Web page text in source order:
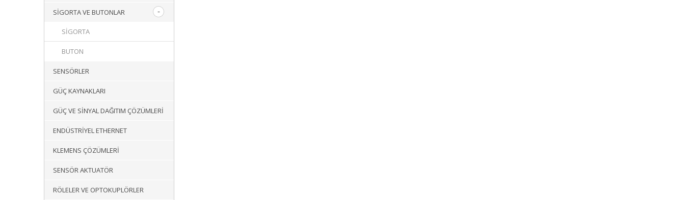
SIGORTA VE BUTONLAR
SIGORTA
BUTON
SENSÖRLER
GÜÇ KAYNAKLARI
GÜÇ VE SINYAL DAĞITIM ÇÖZÜMLERI
ENDÜSTRIYEL ETHERNET
KLEMENS ÇÖZÜMLERI
SENSÖR AKTUATÖR
RÖLELER VE OPTOKUPLÖRLER